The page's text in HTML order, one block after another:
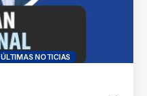
ÚLTIMAS NOTICIAS